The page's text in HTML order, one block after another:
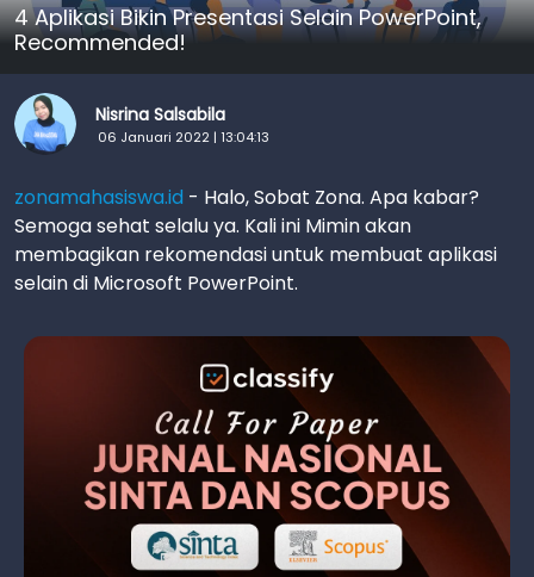
4 Aplikasi Bikin Presentasi Selain PowerPoint,
Recommended!
Nisrina Salsabila
06 Januari 2022 | 13:04:13
zonamahasiswa.id - Halo, Sobat Zona. Apa kabar?
Semoga sehat selalu ya. Kali ini Mimin akan
membagikan rekomendasi untuk membuat aplikasi
selain di Microsoft PowerPoint.